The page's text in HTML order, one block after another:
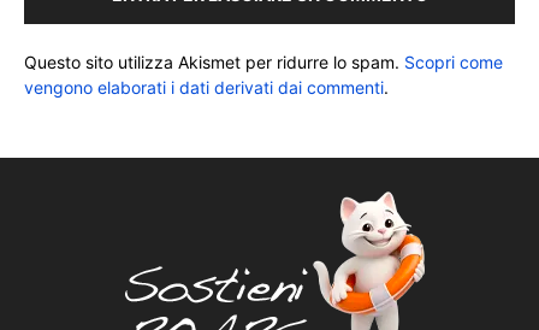
Questo sito utilizza Akismet per ridurre lo spam. Scopri come
vengono elaborati i dati derivati dai commenti.